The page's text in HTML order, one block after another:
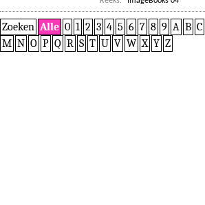
Zoeken Alle 0 1 2 3 4 5 6 7 8 9 A B C
M N O P Q R S T U V W X Y Z